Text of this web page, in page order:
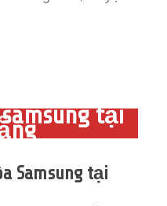
tại
Samsung tại